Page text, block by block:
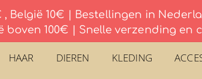
België 10€ | Bestellingen in
boven 100€ | Snelle verzending en
HAAR DIEREN KLEDING